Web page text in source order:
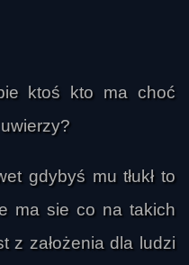
ktoś kto ma choć
gdybyś mu tłukł to
ma sie co na takich
z założenia dla ludzi